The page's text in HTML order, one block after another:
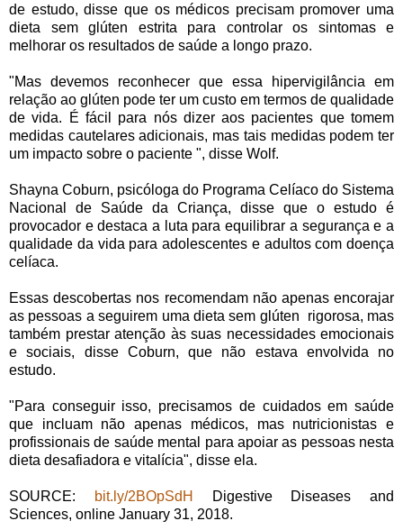
de estudo, disse que os médicos precisam promover uma
dieta sem glúten estrita para controlar os sintomas e
melhorar os resultados de saúde a longo prazo.
"Mas devemos reconhecer que essa hipervigilância em
relação ao glúten pode ter um custo em termos de qualidade
de vida. É fácil para nós dizer aos pacientes que tomem
medidas cautelares adicionais, mas tais medidas podem ter
um impacto sobre o paciente ", disse Wolf.
Shayna Coburn, psicóloga do Programa Celíaco do Sistema
Nacional de Saúde da Criança, disse que o estudo é
provocador e destaca a luta para equilibrar a segurança e a
qualidade da vida para adolescentes e adultos com doença
celíaca.
Essas descobertas nos recomendam não apenas encorajar
as pessoas a seguirem uma dieta sem glúten rigorosa, mas
também prestar atenção às suas necessidades emocionais
e sociais, disse Coburn, que não estava envolvida no
estudo.
"Para conseguir isso, precisamos de cuidados em saúde
que incluam não apenas médicos, mas nutricionistas e
profissionais de saúde mental para apoiar as pessoas nesta
dieta desafiadora e vitalícia", disse ela.
SOURCE: bit.ly/2BOpSdH
Digestive Diseases and
Sciences, online January 31, 2018.